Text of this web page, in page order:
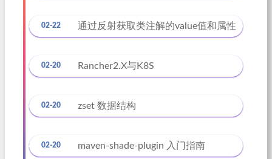
通过反射获取类注解的value值和属性
02-22
Rancher2.X与K8S
02-20
zset 数据结构
02-20
maven-shade-plugin 入门指南
02-20